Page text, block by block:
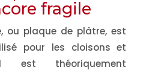
fragile
ou plaque de plâtre, est
pour les cloisons et
est théoriquement